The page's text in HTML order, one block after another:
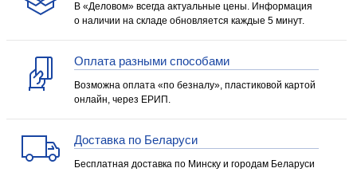
В «Деловом» всегда актуальные цены. Информация
о наличии на складе обновляется каждые 5 минут.
Оплата разными способами
Возможна оплата «по безналу», пластиковой картой
онлайн, через ЕРИП.
Доставка по Беларуси
Бесплатная доставка по Минску и городам Беларуси